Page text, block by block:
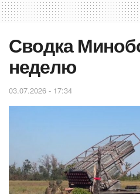
Сводка
неделю
03.07.2026 - 17:34